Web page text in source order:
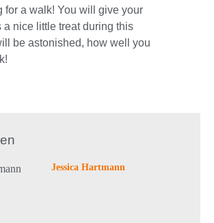
for a walk! You will give your
a nice little treat during this
be astonished, how well you
Jessica Hartmann